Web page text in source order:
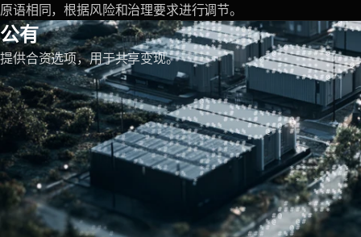
原语相同，根据风险和治理要求进行调节。
公有
提供合资选项，用于共享变现。